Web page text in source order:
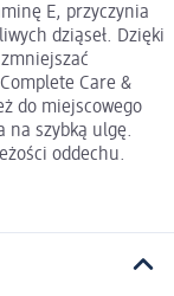
E, przyczynia
dziąseł. Dzięki
Care &
do miejscowego
na szybką ulgę.
oddechu.